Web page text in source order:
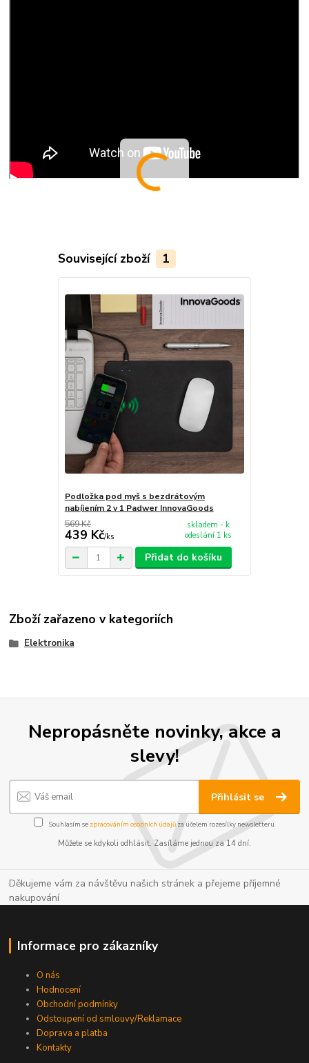
Související zboží 1
Podložka pod myš s bezdrátovým
nabíjením 2 v 1 Padwer InnovaGoods
569 Kč
439 Kč/ks
skladem - k
odeslání 1 ks
Přidat do košíku
Zboží zařazeno v kategoriích
Elektronika
Nepropásněte novinky, akce a
slevy!
Přihlásit se
Souhlasím se zpracováním osobních údajůza účelem rozesílky newsletteru.
Můžete se kdykoli odhlásit. Zasíláme jednou za 14 dní.
Děkujeme vám za návštěvu našich stránek a přejeme příjemné
nakupování
Informace pro zákazníky
O nás
Hodnocení
Obchodní podmínky
Odstoupení od smlouvy/Reklamace
Doprava a platba
Kontakty